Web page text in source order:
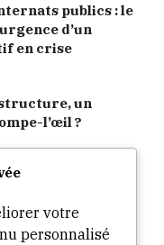
votre
personnalisé
publics : le
d’un
en crise
un
l’œil ?